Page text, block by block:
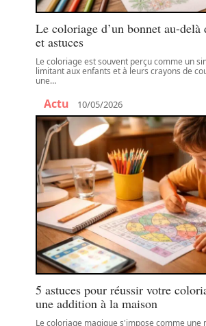
Le coloriage d’un bonnet au-
et astuces
Le coloriage est souvent perçu comme un
limitant aux enfants et à leurs crayons de
une…
Actu 10/05/2026
5 astuces pour réussir votre
une addition à la maison
Le coloriage magique s'impose comme une